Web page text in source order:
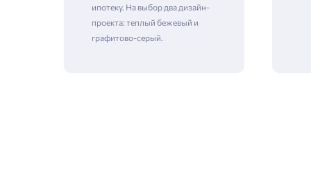
ипотеку. На выбор два дизайн-
проекта: теплый бежевый и
графитово-серый.